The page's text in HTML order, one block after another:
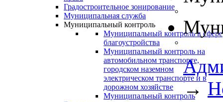
Градостроительное зонирование
Муниципальная служба
Муниципальный контроль
Муниципальный контроль в сфере
благоустройства
Муниципальный контроль на
автомобильном транспорте,
городском наземном
электрическом транспорте и в
дорожном хозяйстве
Муниципальный контроль→